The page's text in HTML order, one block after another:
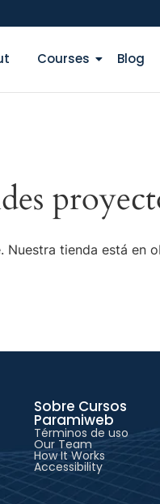
Courses Blog
Nuestra tienda está en
Sobre Cursos
Paramiweb
Términos de uso
Our Team
How It Works
Accessibility